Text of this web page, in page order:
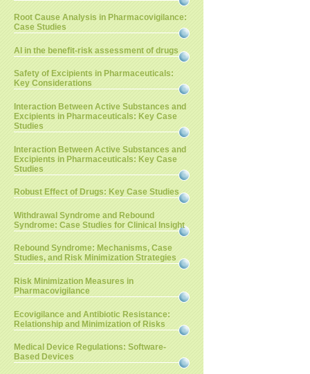
Root Cause Analysis in Pharmacovigilance:
Case Studies
AI in the benefit-risk assessment of drugs
Safety of Excipients in Pharmaceuticals:
Key Considerations
Interaction Between Active Substances and
Excipients in Pharmaceuticals: Key Case
Studies
Interaction Between Active Substances and
Excipients in Pharmaceuticals: Key Case
Studies
Robust Effect of Drugs: Key Case Studies
Withdrawal Syndrome and Rebound
Syndrome: Case Studies for Clinical Insight
Rebound Syndrome: Mechanisms, Case
Studies, and Risk Minimization Strategies
Risk Minimization Measures in
Pharmacovigilance
Ecovigilance and Antibiotic Resistance:
Relationship and Minimization of Risks
Medical Device Regulations: Software-
Based Devices